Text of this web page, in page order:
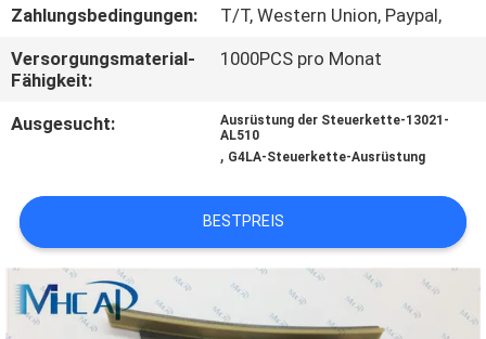
FORDERN
SIE
ZITAT
SITEMAP
PRIVACY
POLICY
Zahlungsbedingungen:
T/T, Western Union, Paypal,
Versorgungsmaterial-
Fähigkeit:
1000PCS pro Monat
Ausgesucht:
Ausrüstung der Steuerkette-13021-
AL510
, G4LA-Steuerkette-Ausrüstung
BESTPREIS